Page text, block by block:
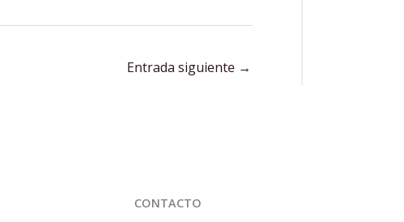
Entrada siguiente →
CONTACTO